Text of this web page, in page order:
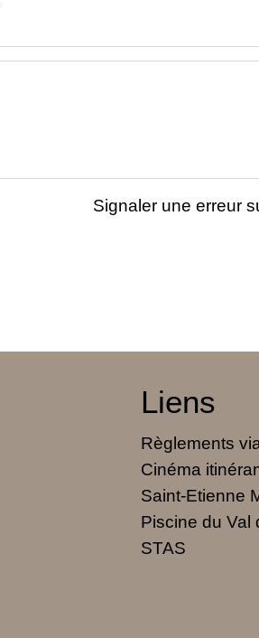
Signaler une erreur
Liens
Règlements
Cinéma
Saint-Etienne
Piscine du Val
STAS